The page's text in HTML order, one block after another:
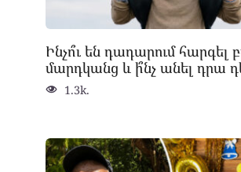
Ինչո՞ւ են դադարում հարգել
մարդկանց և ի՞նչ անել դրա
1.3k.